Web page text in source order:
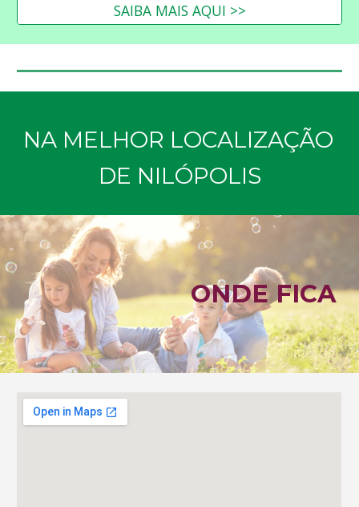
SAIBA MAIS AQUI >>
NA MELHOR LOCALIZAÇÃO
DE NILÓPOLIS
ONDE FICA